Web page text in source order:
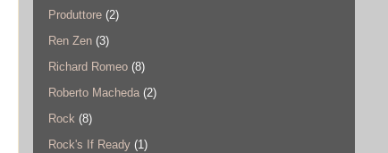
Produttore (2)
Ren Zen (3)
Richard Romeo (8)
Roberto Macheda (2)
Rock (8)
Rock's If Ready (1)